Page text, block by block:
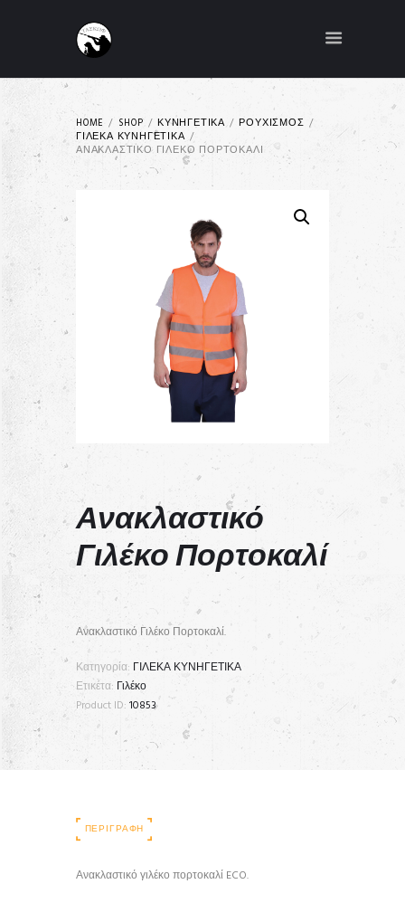
HOME SHOP ΚΥΝΗΓΕΤΙΚΑ
ΡΟΥΧΙΣΜΟΣ
ΓΙΛΕΚΑ ΚΥΝΗΓΕΤΙΚΑ
ΑΝΑΚΛΑΣΤΙΚΌ ΓΙΛΈΚΟ ΠΟΡΤΟΚΑΛΊ
Ανακλαστικό
Γιλέκο Πορτοκαλί
Ανακλαστικό Γιλέκο Πορτοκαλί.
Κατηγορία: ΓΙΛΕΚΑ ΚΥΝΗΓΕΤΙΚΑ
Ετικέτα: Γιλέκο
Product ID: 10853
ΠΕΡΙΓΡΑΦΉ
Ανακλαστικό γιλέκο πορτοκαλί ECO.